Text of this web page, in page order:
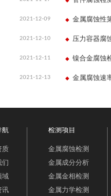
2021-12-09 金属腐蚀性
2021-12-10 压力容器腐
2021-12-11 镍合金腐蚀
2021-12-13 金属腐蚀速
航
质
们
域
讯
检测项目
金属腐蚀检测
金属成分分析
金属金相检测
金属力学检测